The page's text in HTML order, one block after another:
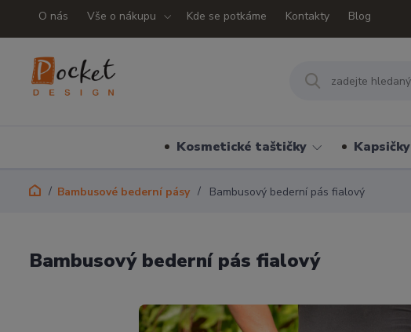
O nás Vše o nákupu Kde se potkáme Kontakty Blog
Kosmetické taštičky Kapsičky
Bambusové bederní pásy Bambusový bederní pás fialový
Bambusový bederní pás fialový